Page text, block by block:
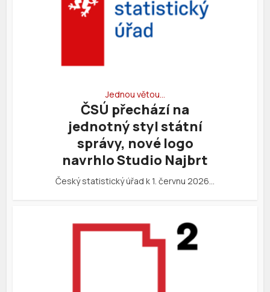
Jednou větou…
ČSÚ přechází na
jednotný styl státní
správy, nové logo
navrhlo Studio Najbrt
Český statistický úřad k 1. červnu 2026…